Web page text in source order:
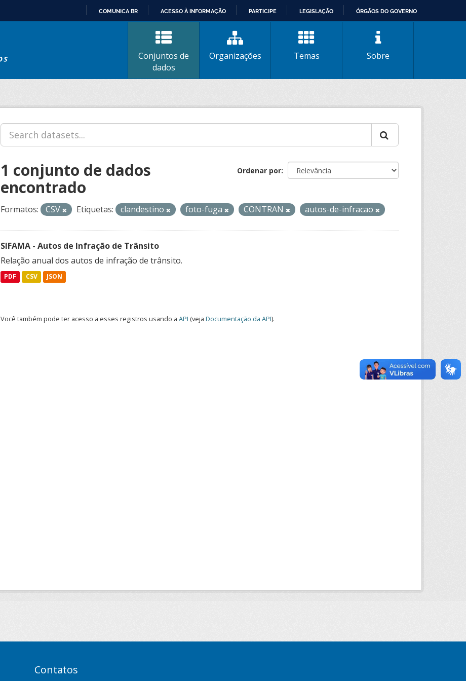
CONTEÚDO
COMUNICA BR ACESSO À INFORMAÇÃO PARTICIPE LEGISLAÇÃO ÓRGÃOS DO GOVERNO
Conjuntos de
dados
Organizações Temas Sobre
Ordenar por
1 conjunto de dados
encontrado
Formatos: CSV Etiquetas: clandestino foto-fuga CONTRAN autos-de-infracao
SIFAMA - Autos de Infração de Trânsito
Relação anual dos autos de infração de trânsito.
PDF CSV JSON
Você também pode ter acesso a esses registros usando a API (veja Documentação da API).
Contatos